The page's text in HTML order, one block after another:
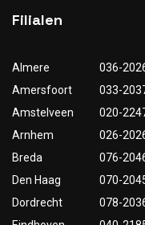
Filialen
Almere
036-
Amersfoort
033-
Amstelveen
020-
Arnhem
026-
Breda
076-
Den Haag
070-
Dordrecht
078-